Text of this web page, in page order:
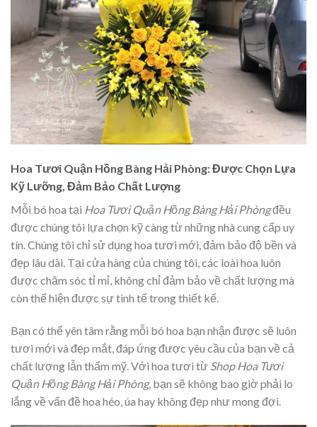
Hoa Tươi Quận Hồng Bàng Hải Phòng: Được Chọn Lựa
Kỹ Lưỡng, Đảm Bảo Chất Lượng
Mỗi bó hoa tại Hoa Tươi Quận Hồng Bàng Hải Phòngđều
được chúng tôi lựa chọn kỹ càng từ những nhà cung cấp uy
tín. Chúng tôi chỉ sử dụng hoa tươi mới, đảm bảo độ bền và
đẹp lâu dài. Tại cửa hàng của chúng tôi, các loài hoa luôn
được chăm sóc tỉ mỉ, không chỉ đảm bảo về chất lượng mà
còn thể hiện được sự tinh tế trong thiết kế.
Bạn có thể yên tâm rằng mỗi bó hoa bạn nhận được sẽ luôn
tươi mới và đẹp mắt, đáp ứng được yêu cầu của bạn về cả
chất lượng lẫn thẩm mỹ. Với hoa tươi từ Shop Hoa Tươi
Quận Hồng Bàng Hải Phòng, bạn sẽ không bao giờ phải lo
lắng về vấn đề hoa héo, úa hay không đẹp như mong đợi.